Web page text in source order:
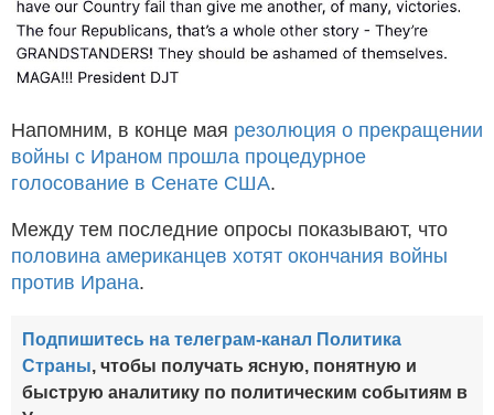
Напомним, в конце мая резолюция о прекращении
войны с Ираном прошла процедурное
голосование в Сенате США.
Между тем последние опросы показывают, что
половина американцев хотят окончания войны
против Ирана.
Подпишитесь на телеграм-канал Политика
Страны, чтобы получать ясную, понятную и
быструю аналитику по политическим событиям в